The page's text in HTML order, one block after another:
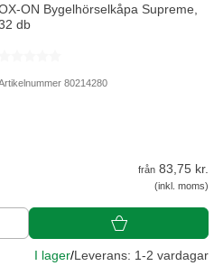
ON Bygelhörselkåpa Supreme,
db
80214280
från 83,75 kr.
(inkl. moms)
I lager/Leverans: 1-2 vardagar